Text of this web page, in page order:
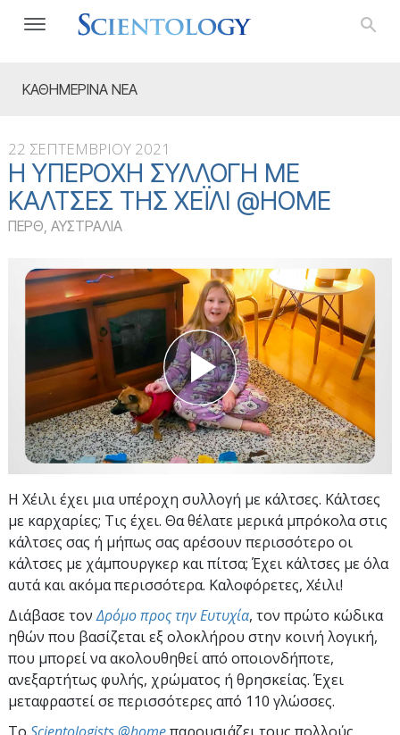
ΚΑΘΗΜΕΡΙΝΑ ΝΕΑ
22 ΣΕΠΤΕΜΒΡΙΟΥ 2021
Η ΥΠΈΡΟΧΗ ΣΥΛΛΟΓΉ ΜΕ
ΚΆΛΤΣΕΣ ΤΗΣ ΧΈΙΛΙ @HOME
ΠΕΡΘ, ΑΥΣΤΡΑΛΙΑ
Η Χέιλι έχει μια υπέροχη συλλογή με κάλτσες. Κάλτσες
με καρχαρίες; Τις έχει. Θα θέλατε μερικά μπρόκολα στις
κάλτσες σας ή μήπως σας αρέσουν περισσότερο οι
κάλτσες με χάμπουργκερ και πίτσα; Έχει κάλτσες με όλα
αυτά και ακόμα περισσότερα. Καλοφόρετες, Χέιλι!
Διάβασε τονΔρόμο προς την Ευτυχία, τον πρώτο κώδικα
ηθών που βασίζεται εξ ολοκλήρου στην κοινή λογική,
που μπορεί να ακολουθηθεί από οποιονδήποτε,
ανεξαρτήτως φυλής, χρώματος ή θρησκείας. Έχει
μεταφραστεί σε περισσότερες από 110 γλώσσες.